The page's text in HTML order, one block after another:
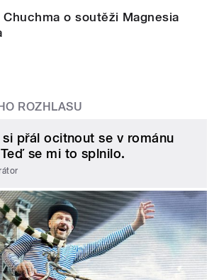
o soutěži Magnesia
ROZHLASU
přál ocitnout se v románu
se mi to splnilo.